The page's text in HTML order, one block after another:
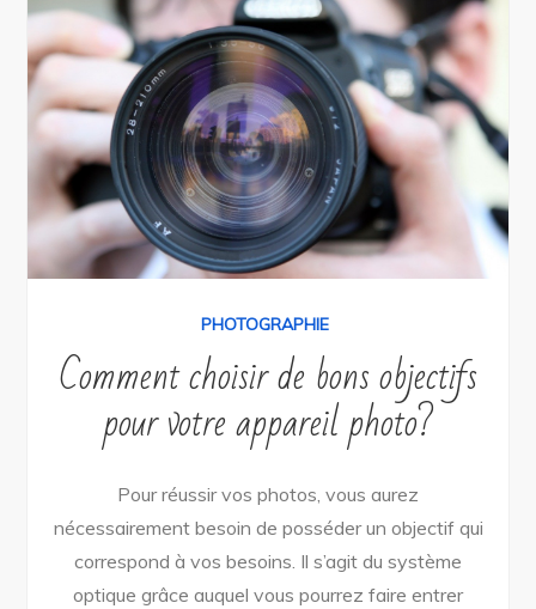
PHOTOGRAPHIE
Comment choisir de bons objectifs
pour votre appareil photo?
Pour réussir vos photos, vous aurez
nécessairement besoin de posséder un objectif qui
correspond à vos besoins. Il s’agit du système
optique grâce auquel vous pourrez faire entrer